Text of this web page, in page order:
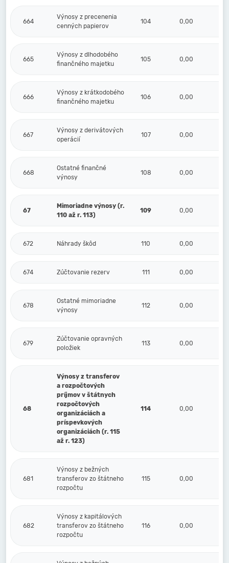
664
Výnosy z precenenia
cenných papierov
104 0,00
665
Výnosy z dlhodobého
finančného majetku
105 0,00
666
Výnosy z krátkodobého
finančného majetku
106 0,00
667
Výnosy z derivátových
operácií
107 0,00
668
Ostatné finančné
výnosy
108 0,00
67
Mimoriadne výnosy (r.
110 až r. 113)
109 0,00
672 Náhrady škôd 110 0,00
674 Zúčtovanie rezerv 111 0,00
678
Ostatné mimoriadne
výnosy
112 0,00
679
Zúčtovanie opravných
položiek
113 0,00
68
Výnosy z transferov
a rozpočtových
príjmov v štátnych
rozpočtových
organizáciách a
príspevkových
organizáciách (r. 115
až r. 123)
114 0,00
681
Výnosy z bežných
transferov zo štátneho
rozpočtu
115 0,00
682
Výnosy z kapitálových
transferov zo štátneho
rozpočtu
116 0,00